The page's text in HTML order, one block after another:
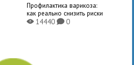
Профилактика варикоза:
как реально снизить риски
X14440 K0